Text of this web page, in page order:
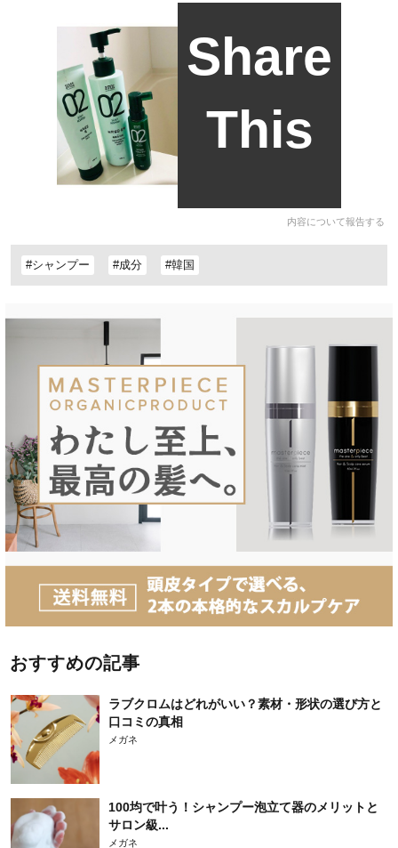
Share
This
内容について報告する
#シャンプー #成分 #韓国
おすすめの記事
ラブクロムはどれがいい？素材・形状の選び方と
口コミの真相
メガネ
100均で叶う！シャンプー泡立て器のメリットと
サロン級...
メガネ